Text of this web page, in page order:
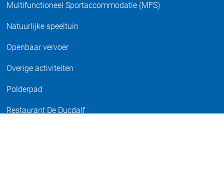
Multifunctioneel Sportaccommodatie (MFS)
Natuurlijke speeltuin
Openbaar vervoer
Overige activiteiten
Polderpad
Restaurant De Ducdalf